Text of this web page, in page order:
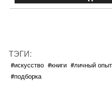
ТЭГИ:
#искусство #книги #личный опыт
#подборка